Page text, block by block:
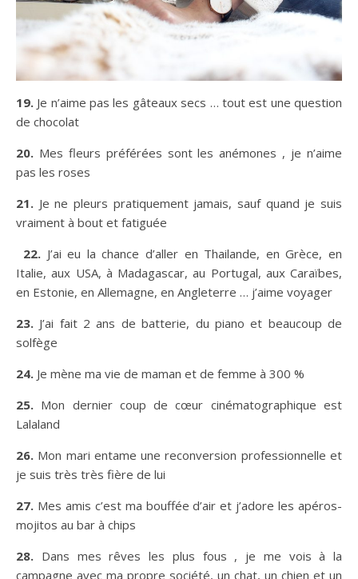
19. Je n’aime pas les gâteaux secs … tout est une question
de chocolat
20. Mes fleurs préférées sont les anémones , je n’aime
pas les roses
21. Je ne pleurs pratiquement jamais, sauf quand je suis
vraiment à bout et fatiguée
22. J’ai eu la chance d’aller en Thailande, en Grèce, en
Italie, aux USA, à Madagascar, au Portugal, aux Caraïbes,
en Estonie, en Allemagne, en Angleterre … j’aime voyager
23. J’ai fait 2 ans de batterie, du piano et beaucoup de
solfège
24. Je mène ma vie de maman et de femme à 300 %
25. Mon dernier coup de cœur cinématographique est
Lalaland
26. Mon mari entame une reconversion professionnelle et
je suis très très fière de lui
27. Mes amis c’est ma bouffée d’air et j’adore les apéros-
mojitos au bar à chips
28. Dans mes rêves les plus fous , je me vois à la
campagne avec ma propre société, un chat, un chien et un